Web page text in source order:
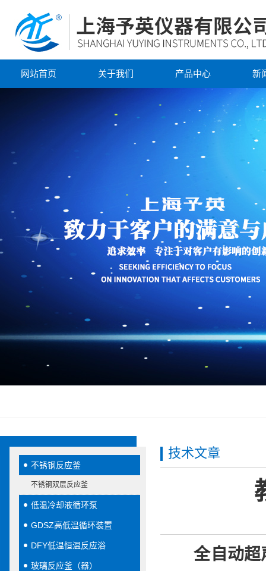
网站首页 关于我们 产品中心 新
不锈钢反应釜
不锈钢双层反应釜
低温冷却液循环泵
GDSZ高低温循环装置
DFY低温恒温反应浴
玻璃反应釜（器）
技术文章
全自动超